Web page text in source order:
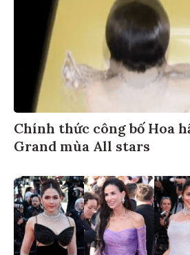
Chính thức công bố Hoa
Grand mùa All stars